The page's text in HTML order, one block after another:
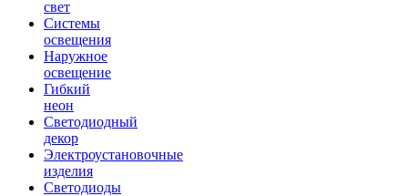
свет
Системы
освещения
Наружное
освещение
Гибкий
неон
Светодиодный
декор
Электроустановочные
изделия
Светодиоды